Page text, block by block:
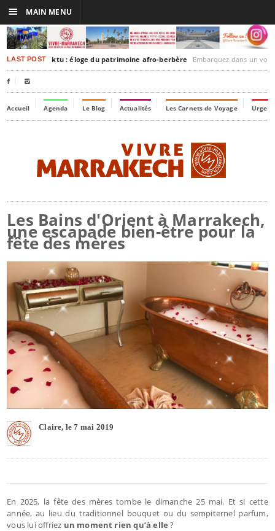
LAST POSTTimbuktu : éloge du patrimoine afro-berbère Embarquez dans un voyage culturel dans le
 
Accueil Agenda Le Blog Actualités Les Carnets de Voyage
Les Bains d'Orient à Marrakech,
une escapade bien-être pour la
fête des mères
Claire, le 7 mai 2019
En 2025, la fête des mères tombe le dimanche 25 mai. Et si cette
année, au lieu du traditionnel bouquet ou du sempiternel parfum,
vous lui offriez un moment rien qu’à elle?
☰ MAIN MENU